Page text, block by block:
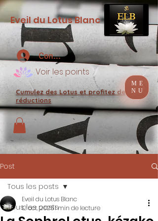
Eveil du Lotus Blanc
Connexion
Cumulez des Lotus et profitez de
réductions
Voir les points
ME
NU
Post
Tous les posts
Tous les posts
Eveil du Lotus Blanc
12 oct. 20251 min de lecture